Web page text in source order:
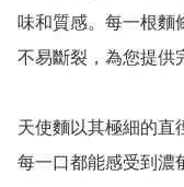
味和質感。每一根麵
不易斷裂，為您提供
天使麵以其極細的直
每一口都能感受到濃